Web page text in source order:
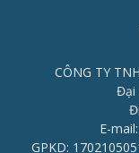
CÔNG TY
Đại
E-
GPKD: